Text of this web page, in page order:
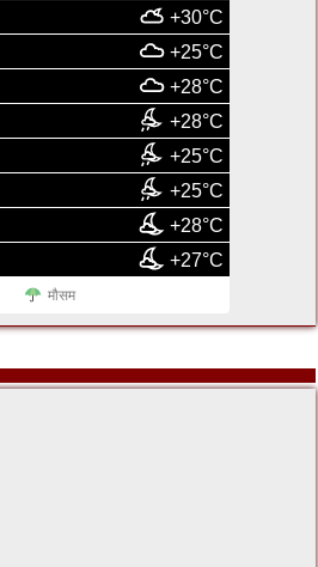
+30°C
+25°C
+28°C
+28°C
+25°C
+25°C
+28°C
+27°C
मौसम